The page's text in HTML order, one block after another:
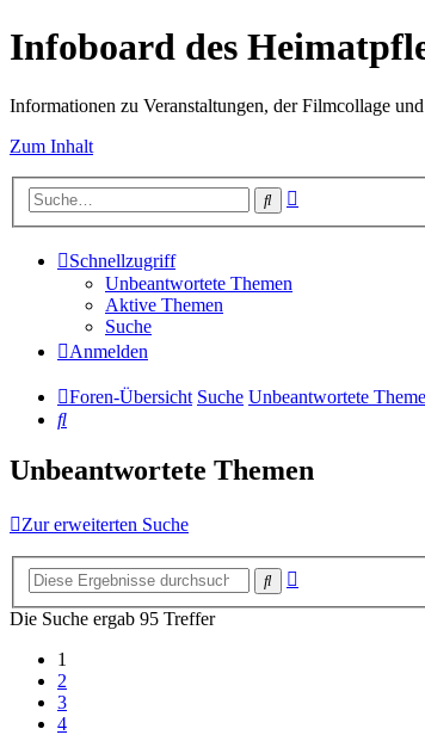
Infoboard des
Informationen zu Veranstaltungen, der Filmcollage
Zum Inhalt
Suche
Schnellzugriff
Unbeantwortete Themen
Aktive Themen
Suche
Anmelden
Foren-Übersicht Suche Unbeantwortete
Suche
Unbeantwortete Themen
Zur erweiterten Suche
Suche
Die Suche ergab 95 Treffer
1
2
3
4